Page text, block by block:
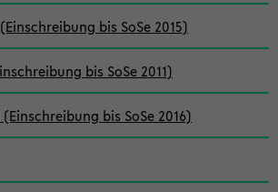
bis SoSe 2015)
bis SoSe 2011)
bis SoSe 2016)